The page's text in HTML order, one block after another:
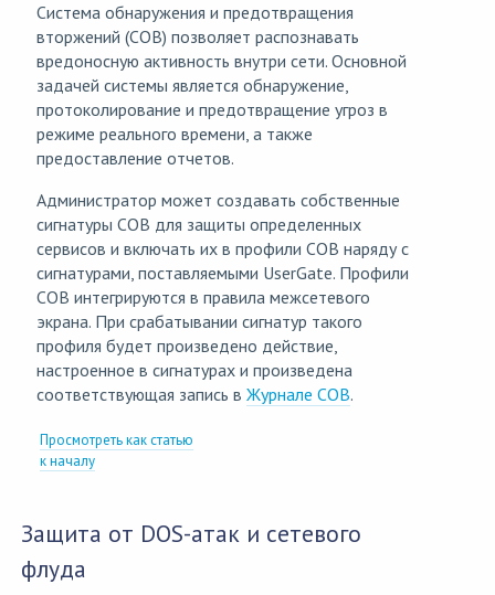
Система обнаружения и предотвращения
вторжений (СОВ) позволяет распознавать
вредоносную активность внутри сети. Основной
задачей системы является обнаружение,
протоколирование и предотвращение угроз в
режиме реального времени, а также
предоставление отчетов.
Администратор может создавать собственные
сигнатуры СОВ для защиты определенных
сервисов и включать их в профили СОВ наряду с
сигнатурами, поставляемыми UserGate. Профили
СОВ интегрируются в правила межсетевого
экрана. При срабатывании сигнатур такого
профиля будет произведено действие,
настроенное в сигнатурах и произведена
соответствующая запись в Журнале СОВ.
Просмотреть как статью
к началу
Защита от DOS-атак и сетевого
флуда